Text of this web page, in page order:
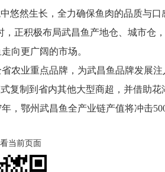
然生长，全力确保鱼肉的品质与口
正积极布局武昌鱼产地仓、城市仓
向更广阔的市场。
业重点品牌，为武昌鱼品牌发展注
复制到省内其他大型商超，并借助花
，鄂州武昌鱼全产业链产值将冲击500
当前页面